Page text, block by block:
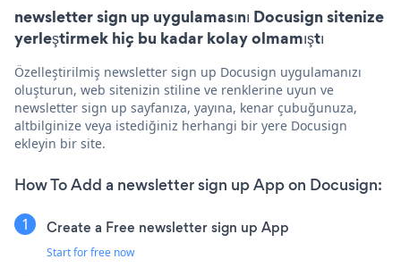
newsletter sign up uygulamasını Docusign sitenize
yerleştirmek hiç bu kadar kolay olmamıştı
Özelleştirilmiş newsletter sign up Docusign uygulamanızı
oluşturun, web sitenizin stiline ve renklerine uyun ve
newsletter sign up sayfanıza, yayına, kenar çubuğunuza,
altbilginize veya istediğiniz herhangi bir yere Docusign
ekleyin bir site.
How To Add a newsletter sign up App on Docusign:
Create a Free newsletter sign up App
Start for free now